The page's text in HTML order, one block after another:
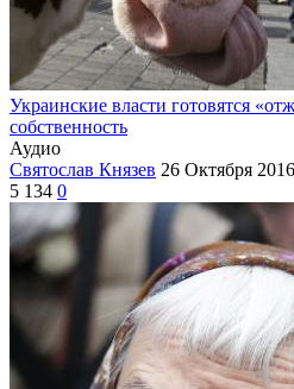
Украинские власти готовятся
собственность
Аудио
Святослав Князев 26 Октября
5 134 0